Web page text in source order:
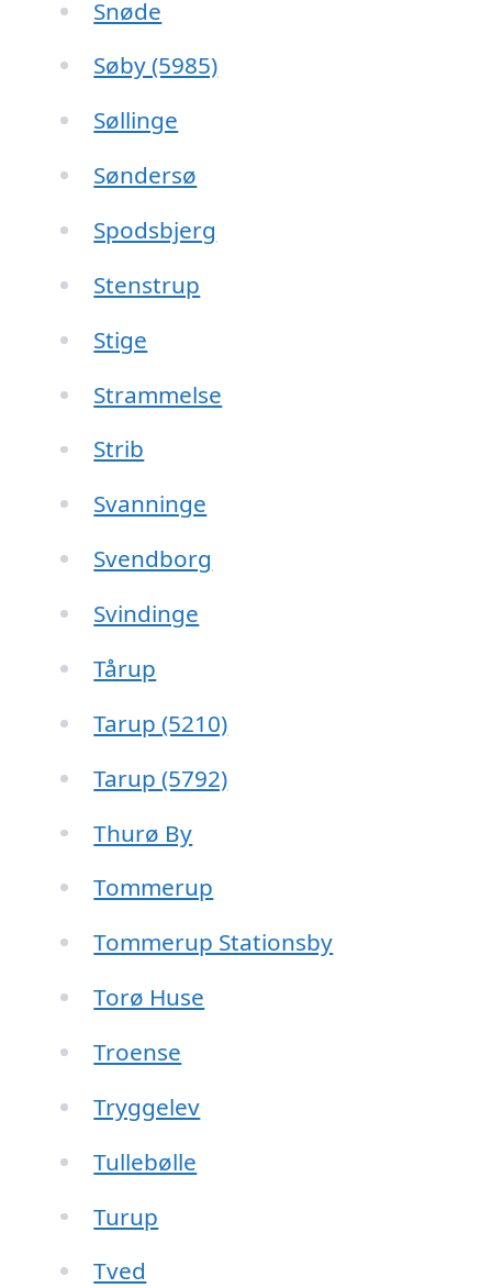
Snøde
Søby (5985)
Søllinge
Søndersø
Spodsbjerg
Stenstrup
Stige
Strammelse
Strib
Svanninge
Svendborg
Svindinge
Tårup
Tarup (5210)
Tarup (5792)
Thurø By
Tommerup
Tommerup Stationsby
Torø Huse
Troense
Tryggelev
Tullebølle
Turup
Tved